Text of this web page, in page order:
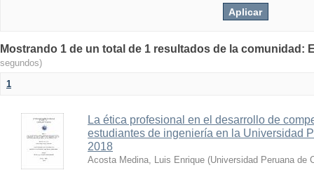
Mostrando 1 de un total de 1 resultados de la comunidad:
segundos)
1
La ética profesional en el desarrollo de
estudiantes de ingeniería en la Universidad
2018
Acosta Medina, Luis Enrique (Universidad Peruana de